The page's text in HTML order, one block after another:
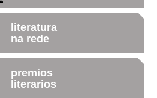
literatura
na rede
premios
literarios